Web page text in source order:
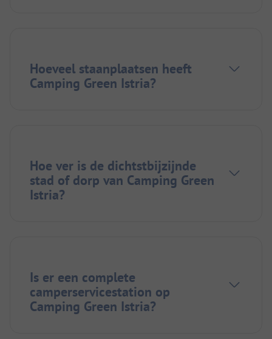
Hoeveel staanplaatsen heeft
Camping Green Istria?
Hoe ver is de dichtstbijzijnde
stad of dorp van Camping Green
Istria?
Is er een complete
camperservicestation op
Camping Green Istria?